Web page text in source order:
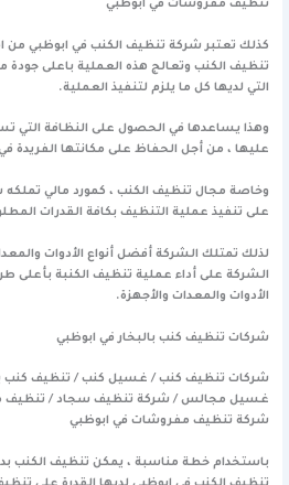
تنظيف مفروشات في ابوظبي
كذلك تعتبر شركة تنظيف الكنب في ابوظبي
تنظيف الكنب وتعالج هذه العملية باعلى
التي لديها كل ما يلزم لتنفيذ العملية.
وهذا يساعدها في الحصول على النظافة التي
عليها ، من أجل الحفاظ على مكانتها الفريدة
وخاصة مجال تنظيف الكنب ، كمورد مالي
على تنفيذ عملية التنظيف بكافة القدرات
لذلك تمتلك الشركة أفضل أنواع الأدوات
الشركة على أداء عملية تنظيف الكنبة بأعلى
الأدوات والمعدات والأجهزة.
شركات تنظيف كنب بالبخار في ابوظبي
شركات تنظيف كنب / غسيل كنب / تنظيف كنب
غسيل مجالس / شركة تنظيف سجاد / تنظيف
شركة تنظيف مفروشات في ابوظبي
باستخدام خطة مناسبة ، يمكن تنظيف الكنب